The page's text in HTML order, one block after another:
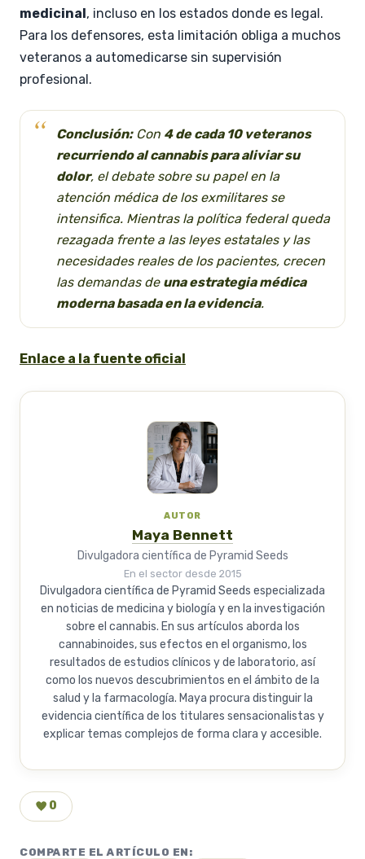
medicinal, incluso en los estados donde es legal.
Para los defensores, esta limitación obliga a muchos
veteranos a automedicarse sin supervisión
profesional.
Conclusión:Con 4 de cada 10 veteranos
recurriendo al cannabis para aliviar su
dolor, el debate sobre su papel en la
atención médica de los exmilitares se
intensifica. Mientras la política federal queda
rezagada frente a las leyes estatales y las
necesidades reales de los pacientes, crecen
las demandas de una estrategia médica
moderna basada en la evidencia.
Enlace a la fuente oficial
AUTOR
Maya Bennett
Divulgadora científica de Pyramid Seeds
En el sector desde 2015
Divulgadora científica de Pyramid Seeds especializada
en noticias de medicina y biología y en la investigación
sobre el cannabis. En sus artículos aborda los
cannabinoides, sus efectos en el organismo, los
resultados de estudios clínicos y de laboratorio, así
como los nuevos descubrimientos en el ámbito de la
salud y la farmacología. Maya procura distinguir la
evidencia científica de los titulares sensacionalistas y
explicar temas complejos de forma clara y accesible.
0
COMPARTE EL ARTÍCULO EN: